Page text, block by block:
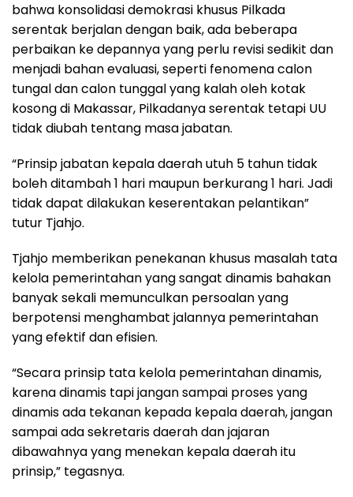
bahwa konsolidasi demokrasi khusus Pilkada
serentak berjalan dengan baik, ada beberapa
perbaikan ke depannya yang perlu revisi sedikit dan
menjadi bahan evaluasi, seperti fenomena calon
tungal dan calon tunggal yang kalah oleh kotak
kosong di Makassar, Pilkadanya serentak tetapi UU
tidak diubah tentang masa jabatan.
“Prinsip jabatan kepala daerah utuh 5 tahun tidak
boleh ditambah 1 hari maupun berkurang 1 hari. Jadi
tidak dapat dilakukan keserentakan pelantikan”
tutur Tjahjo.
Tjahjo memberikan penekanan khusus masalah tata
kelola pemerintahan yang sangat dinamis bahakan
banyak sekali memunculkan persoalan yang
berpotensi menghambat jalannya pemerintahan
yang efektif dan efisien.
“Secara prinsip tata kelola pemerintahan dinamis,
karena dinamis tapi jangan sampai proses yang
dinamis ada tekanan kepada kepala daerah, jangan
sampai ada sekretaris daerah dan jajaran
dibawahnya yang menekan kepala daerah itu
prinsip,” tegasnya.